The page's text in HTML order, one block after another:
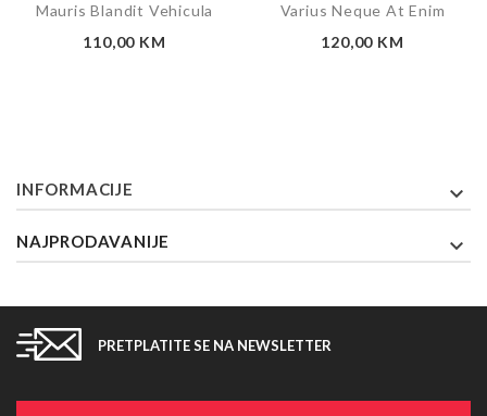
Mauris Blandit Vehicula
Cijena
110,00 KM
Varius Neque At Enim
Cijena
120,00 KM
INFORMACIJE 
NAJPRODAVANIJE 
PRETPLATITE SE NA NEWSLETTER